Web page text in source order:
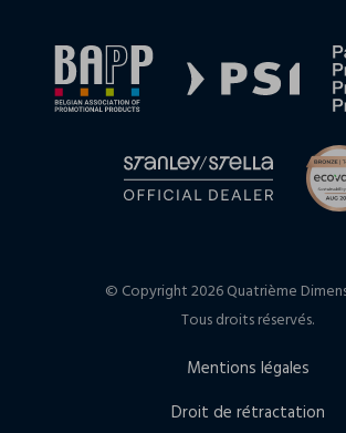
© Copyright 2026 Quatrième
Tous droits réservés.
Mentions légales
Droit de rétractation